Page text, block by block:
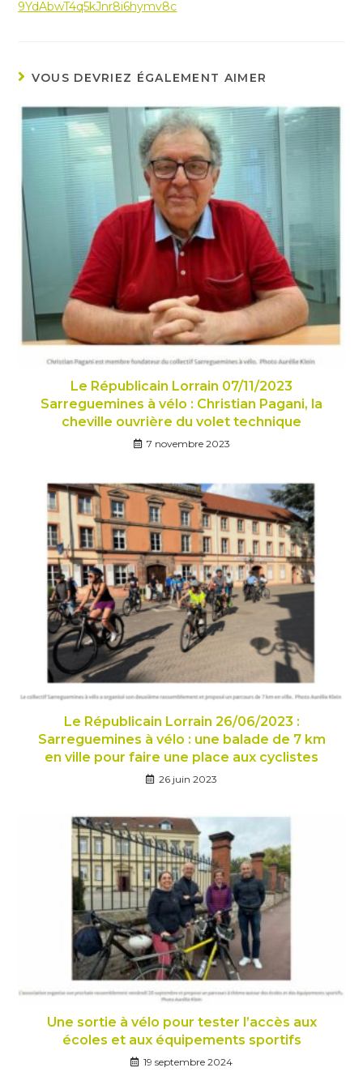
9YdAbwT4q5kJnr8i6hymv8c
VOUS DEVRIEZ ÉGALEMENT AIMER
Le Républicain Lorrain 07/11/2023
Sarreguemines à vélo : Christian Pagani, la
cheville ouvrière du volet technique
7 novembre 2023
Le Républicain Lorrain 26/06/2023 :
Sarreguemines à vélo : une balade de 7 km
en ville pour faire une place aux cyclistes
26 juin 2023
Une sortie à vélo pour tester l’accès aux
écoles et aux équipements sportifs
19 septembre 2024